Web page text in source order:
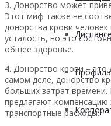
3. Донорство может
Этот миф также не
донорства крови
усталость, но это
общее здоровье.
4. Донорство крови –
самом деле, донорство
больших затрат времени.
предлагают
транспортные расходы.